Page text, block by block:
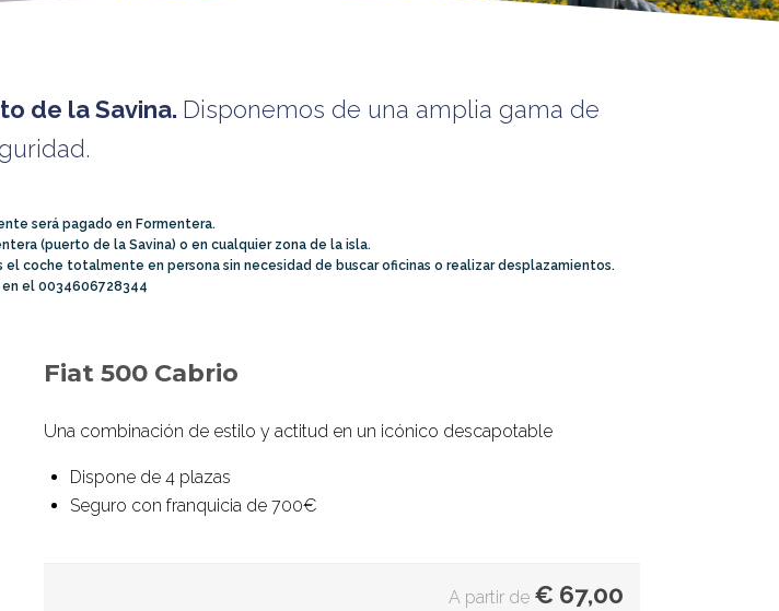
de la Savina. Disponemos de una amplia gama de
será pagado en Formentera.
(puerto de la Savina) o en cualquier zona de la isla.
coche totalmente en persona sin necesidad de buscar oficinas o realizar desplazamientos.
el 0034606728344
Fiat 500 Cabrio
Una combinación de estilo y actitud en un icónico descapotable
Dispone de 4 plazas
Seguro con franquicia de 700€
A partir de € 67,00